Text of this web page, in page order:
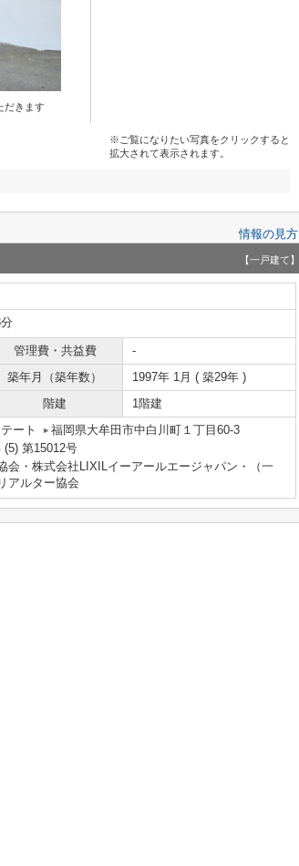
だきます
※ご覧になりたい写真をクリックすると
拡大されて表示されます。
情報の見方
【一戸建て】
管理費・共益費
-
築年月（築年数）
1997年 1月 ( 築29年 )
階建 1階建
ート
福岡県大牟田市中白川町１丁目60-3
(5) 第15012号
会・株式会社LIXILイーアールエージャパン・（一
アルター協会